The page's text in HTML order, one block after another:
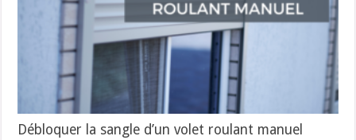
Débloquer la sangle d’un volet roulant manuel